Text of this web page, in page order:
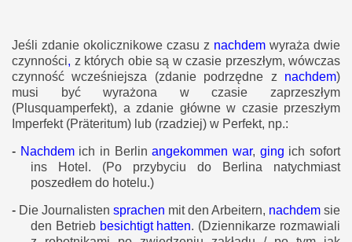
Jeśli zdanie okolicznikowe czasu z nachdem wyraża dwie
czynności, z których obie są w czasie przeszłym, wówczas
czynność wcześniejsza (zdanie podrzędne z nachdem)
musi być wyrażona w czasie zaprzeszłym
(Plusquamperfekt), a zdanie główne w czasie przeszłym
Imperfekt (Präteritum) lub (rzadziej) w Perfekt, np.:
- Nachdem ich in Berlinangekommen war, ging ich sofort
ins Hotel. (Po przybyciu do Berlina natychmiast
poszedłem do hotelu.)
- Die Journalisten sprachen mit den Arbeitern, nachdem sie
den Betrieb besichtigt hatten. (Dziennikarze rozmawiali